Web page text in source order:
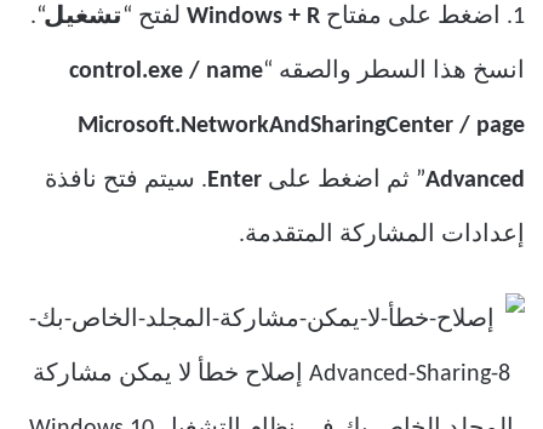
1. اضغط على مفتاح لفتح “ تشغيل“.
انسخ هذا السطر والصقه “control.exe / name
Microsoft.NetworkAndSharingCenter / page
Advanced” ثم اضغط على Enter. سيتم فتح نافذة
إعدادات المشاركة المتقدمة.